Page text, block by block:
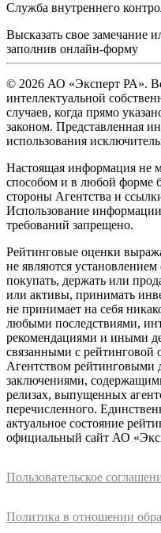
Служба внутреннего
Высказать свое замечание
заполнив онлайн-форму
© 2026 АО «Эксперт РА».
интеллектуальной
случаев, когда прямо
законом. Представленная
использования
Настоящая информация не
способом и в любой форме
стороны Агентства и
Использование
требований запрещено.
Рейтинговые оценки
не являются
покупать, держать или
или активы, принимать
не принимает на себя
любыми последствиями,
рекомендациями и иными
связанными с
Агентством рейтинговыми
заключениями,
релизах, выпущенных
перечисленного.
актуальное состояние
официальный сайт АО
Пользовательское
Политика в отношении